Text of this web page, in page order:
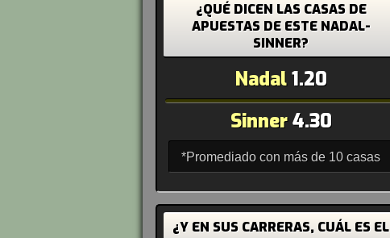
¿QUÉ DICEN LAS CASAS DE
APUESTAS DE ESTE NADAL-
SINNER?
Nadal1.20
Sinner4.30
*Promediado con más de 10 casas
¿Y EN SUS CARRERAS, CUÁL ES EL